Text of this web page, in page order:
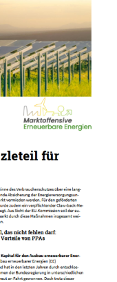
für den
rückt
den Fokus der